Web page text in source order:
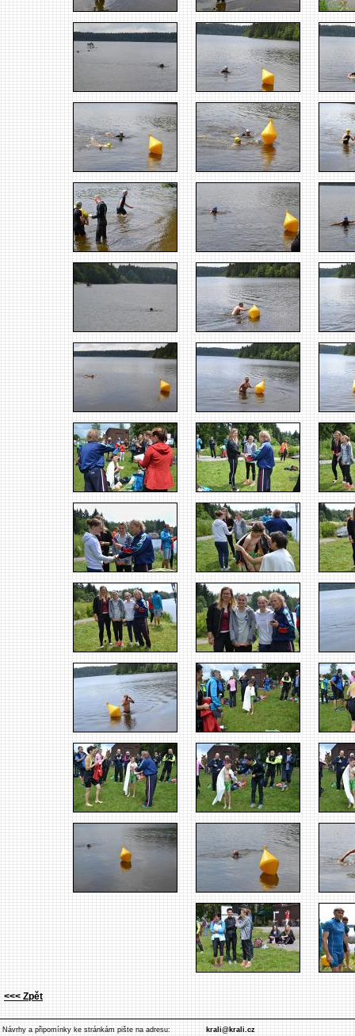
<<< Zpět
Návrhy a připomínky ke stránkám pište na adresu: krali@krali.cz